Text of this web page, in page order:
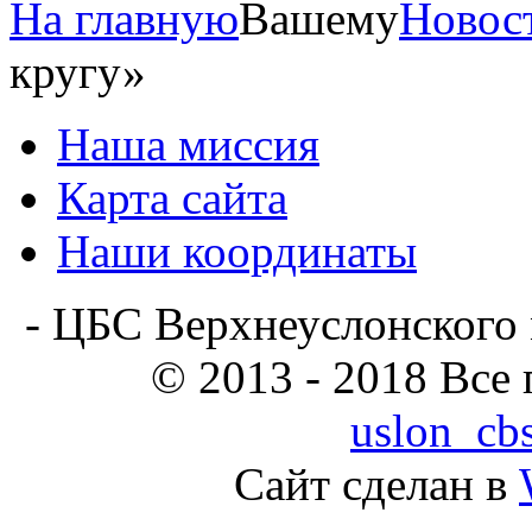
На главнуюВашему
кругу»
Наша миссия
Карта сайта
Наши координаты
- ЦБС
© 2013 - 2018
Сайт сделан в